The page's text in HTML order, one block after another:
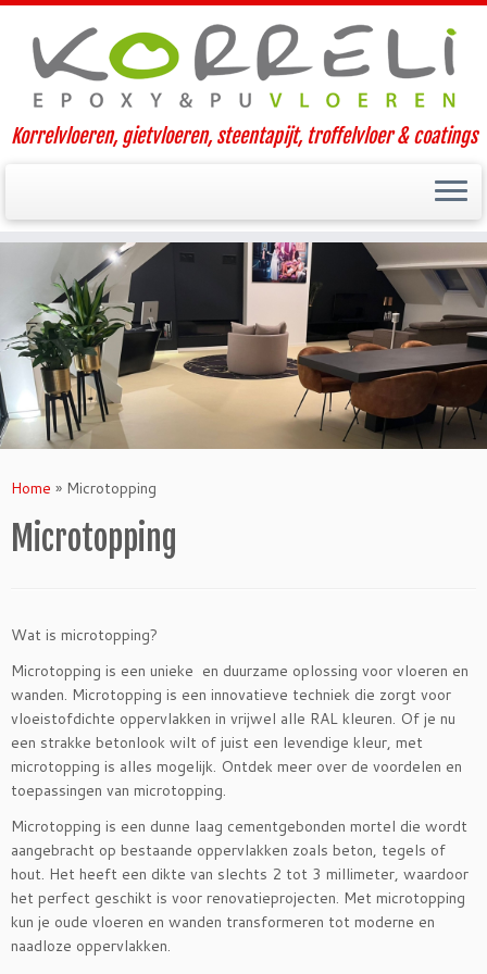
Korrelvloeren, gietvloeren, steentapijt, troffelvloer & coatings
Home » Microtopping
Microtopping
Wat is microtopping?
Microtopping is een unieke en duurzame oplossing voor vloeren en
wanden. Microtopping is een innovatieve techniek die zorgt voor
vloeistofdichte oppervlakken in vrijwel alle RAL kleuren. Of je nu
een strakke betonlook wilt of juist een levendige kleur, met
microtopping is alles mogelijk. Ontdek meer over de voordelen en
toepassingen van microtopping.
Microtopping is een dunne laag cementgebonden mortel die wordt
aangebracht op bestaande oppervlakken zoals beton, tegels of
hout. Het heeft een dikte van slechts 2 tot 3 millimeter, waardoor
het perfect geschikt is voor renovatieprojecten. Met microtopping
kun je oude vloeren en wanden transformeren tot moderne en
naadloze oppervlakken.